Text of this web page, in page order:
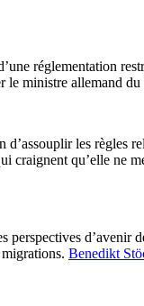
réglementation
le ministre allemand
les règles
qu’elle ne
d’avenir
Benedikt